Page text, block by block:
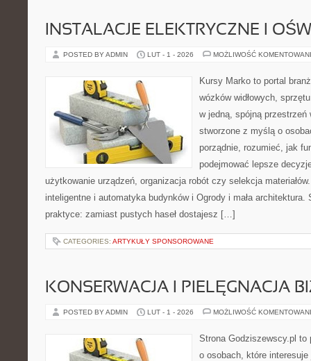
INSTALACJE ELEKTRYCZNE I
POSTED BY ADMIN LUT - 1 - 2026 MOŻLIWOŚĆ
Kursy Marko to portal
wózków widłowych,
w jedną, spójną przestrzeń
stworzone z myślą o
porządnie, rozumieć, jak
podejmować lepsze
użytkowanie urządzeń, organizacja robót czy selekcja
inteligentne i automatyka budynków i Ogrody i mała architektura.
praktyce: zamiast pustych haseł dostajesz […]
CATEGORIES: ARTYKUŁY SPONSOROWANE
KONSERWACJA I PIELĘGNACJA
POSTED BY ADMIN LUT - 1 - 2026 MOŻLIWOŚĆ
Strona Godziszewscy.pl
o osobach, które